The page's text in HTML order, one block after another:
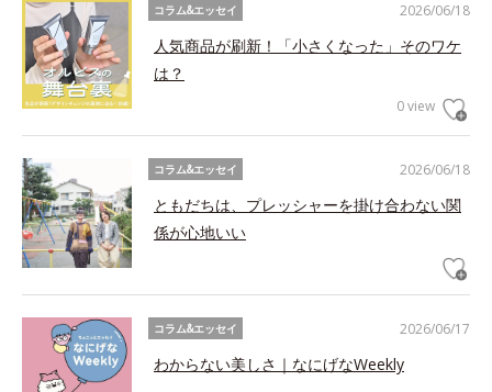
2026/06/18
コラム&エッセイ
人気商品が刷新！「小さくなった」そのワケ
は？
0 view
2026/06/18
コラム&エッセイ
ともだちは、プレッシャーを掛け合わない関
係が心地いい
2026/06/17
コラム&エッセイ
わからない美しさ｜なにげなWeekly